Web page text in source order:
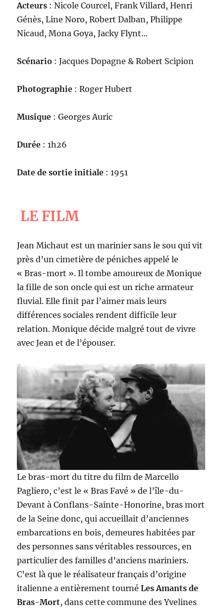
Acteurs : Nicole Courcel, Frank Villard, Henri
Génès, Line Noro, Robert Dalban, Philippe
Nicaud, Mona Goya, Jacky Flynt…
Scénario : Jacques Dopagne & Robert Scipion
Photographie : Roger Hubert
Musique : Georges Auric
Durée : 1h26
Date de sortie initiale : 1951
LE FILM
Jean Michaut est un marinier sans le sou qui vit
près d’un cimetière de péniches appelé le
« Bras-mort ». Il tombe amoureux de Monique
la fille de son oncle qui est un riche armateur
fluvial. Elle finit par l’aimer mais leurs
différences sociales rendent difficile leur
relation. Monique décide malgré tout de vivre
avec Jean et de l’épouser.
Le bras-mort du titre du film de Marcello
Pagliero, c’est le « Bras Favé » de l’île-du-
Devant à Conflans-Sainte-Honorine, bras mort
de la Seine donc, qui accueillait d’anciennes
embarcations en bois, demeures habitées par
des personnes sans véritables ressources, en
particulier des familles d’anciens mariniers.
C’est là que le réalisateur français d’origine
italienne a entièrement tournéLes Amants de
Bras-Mort, dans cette commune des Yvelines